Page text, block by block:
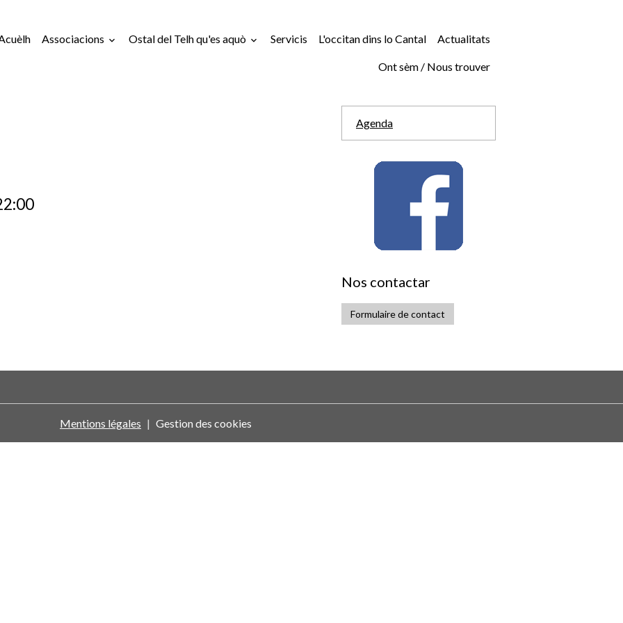
Associacions Ostal del Telh qu'es aquò Servicis L'occitan dins lo Cantal Actualitats
Ont sèm / Nous trouver
Agenda
Nos contactar
Formulaire de contact
Mentions légales Gestion des cookies